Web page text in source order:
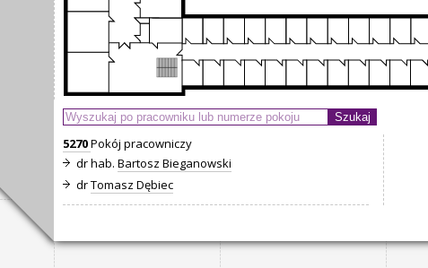
5270Pokój pracowniczy
dr hab. Bartosz Bieganowski
drTomasz Dębiec